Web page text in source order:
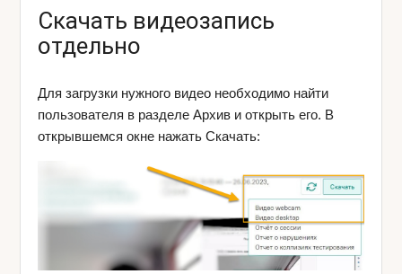
Скачать видеозапись
отдельно
Для загрузки нужного видео необходимо найти
пользователя в разделе Архив и открыть его. В
открывшемся окне нажать Скачать: